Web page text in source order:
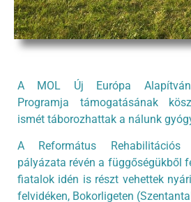
A MOL Új Európa
Programja támogatásának
ismét táborozhattak a nálunk
A Református Rehabilitációs
pályázata révén a függőségükből
fiatalok idén is részt vehettek
felvidéken, Bokorligeten